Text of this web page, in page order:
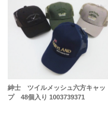
紳士 ツイルメッシュ六方キャッ
プ 48個入り 1003739371